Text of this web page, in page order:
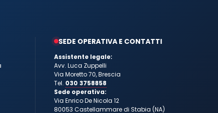
SEDE OPERATIVA E CONTATTI
Assistente legale:
Avv. Luca Zuppelli
Via Moretto 70, Brescia
Tel. 030 3758858
Sede operativa:
Via Enrico De Nicola 12
80053 Castellammare di Stabia (NA)